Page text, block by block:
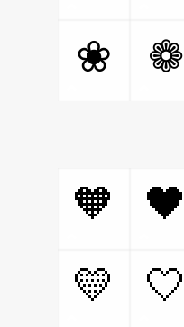
❀
❁
🧡 🖤
💛
🤍